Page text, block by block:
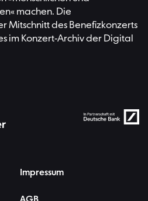
machen. Die
Mitschnitt des Benefizkonzerts
im Konzert-Archiv der Digital
Impressum